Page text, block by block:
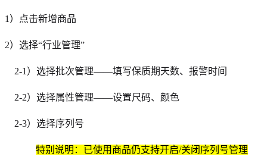
1）点击新增商品
2）选择“行业管理”
2-1）选择批次管理——填写保质期天数、报警时间
2-2）选择属性管理——设置尺码、颜色
2-3）选择序列号
特别说明：已使用商品仍支持开启/关闭序列号管理